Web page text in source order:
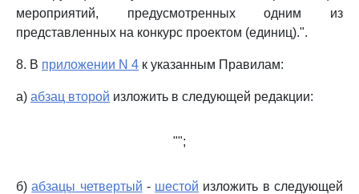
мероприятий, предусмотренных одним из
представленных на конкурс проектом (единиц).".
8. В приложении N 4 к указанным Правилам:
а) абзац второй изложить в следующей редакции:
"";
б)абзацы четвертый - шестой изложить в следующей